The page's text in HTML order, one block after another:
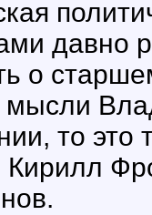
давно
о
мысли
то это